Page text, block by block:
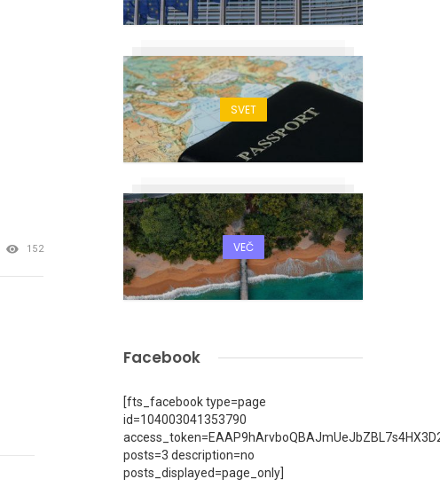
152
SVET
VEČ
Facebook
[fts_facebook type=page
id=104003041353790
posts=3 description=no
posts_displayed=page_only]